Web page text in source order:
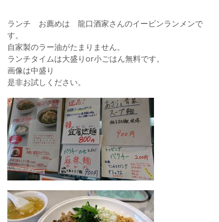
ランチ お薦めは 龍口酒家さんのイービンランメンで
す。
自家製のラー油がたまりません。
ランチタイムは大盛りor小ごはん無料です。
画像は中盛り
是非お試しください。